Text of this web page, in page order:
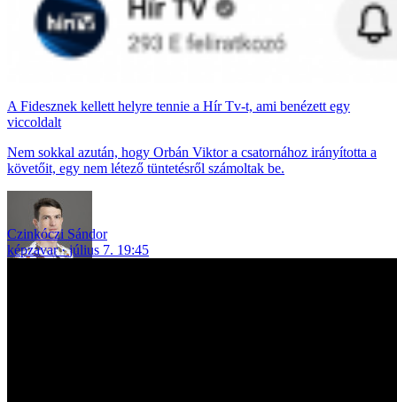
A Fidesznek kellett helyre tennie a Hír Tv-t, ami benézett egy
viccoldalt
Nem sokkal azután, hogy Orbán Viktor a csatornához irányította a
követőit, egy nem létező tüntetésről számoltak be.
Czinkóczi Sándor
képzavar
július 7. 19:45